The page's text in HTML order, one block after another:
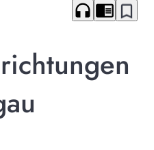
headphones chrome_reader_mode bookmark_border